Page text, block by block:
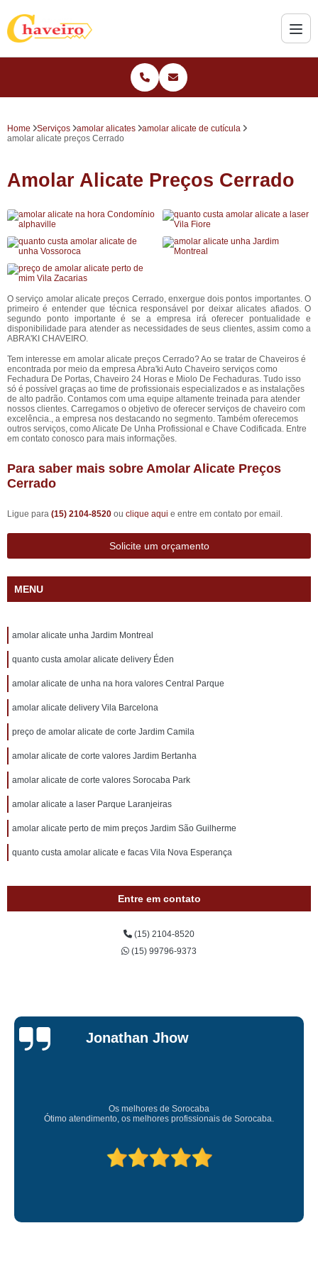
Home Serviços amolar alicates
amolar alicate de cutícula
amolar alicate preços Cerrado
Amolar Alicate Preços Cerrado
O serviço amolar alicate preços Cerrado, enxergue dois pontos importantes. O
primeiro é entender que técnica responsável por deixar alicates afiados. O
segundo ponto importante é se a empresa irá oferecer pontualidade e
disponibilidade para atender as necessidades de seus clientes, assim como a
ABRA'KI CHAVEIRO.
Tem interesse em amolar alicate preços Cerrado? Ao se tratar de Chaveiros é
encontrada por meio da empresa Abra'ki Auto Chaveiro serviços como
Fechadura De Portas, Chaveiro 24 Horas e Miolo De Fechaduras. Tudo isso
só é possível graças ao time de profissionais especializados e as instalações
de alto padrão. Contamos com uma equipe altamente treinada para atender
nossos clientes. Carregamos o objetivo de oferecer serviços de chaveiro com
excelência., a empresa nos destacando no segmento. Também oferecemos
outros serviços, como Alicate De Unha Profissional e Chave Codificada. Entre
em contato conosco para mais informações.
Para saber mais sobre Amolar Alicate Preços
Cerrado
Ligue para (15) 2104-8520 ou clique aqui e entre em contato por email.
Solicite um orçamento
MENU
amolar alicate unha Jardim Montreal
quanto custa amolar alicate delivery Éden
amolar alicate de unha na hora valores Central Parque
amolar alicate delivery Vila Barcelona
preço de amolar alicate de corte Jardim Camila
amolar alicate de corte valores Jardim Bertanha
amolar alicate de corte valores Sorocaba Park
amolar alicate a laser Parque Laranjeiras
amolar alicate perto de mim preços Jardim São Guilherme
quanto custa amolar alicate e facas Vila Nova Esperança
Entre em contato
(15) 2104-8520
(15) 99796-9373
Jessica
Carvalho
Super recomendo!
Amei o atendimento. Preco super bom. Superou minhas expectativas.
Deixou o meu bem super arrumadinhooo recomendo!